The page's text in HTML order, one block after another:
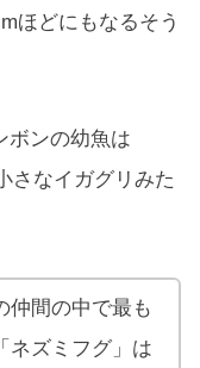
ほどにもなるそう
ボンの幼魚は
さなイガグリみた
仲間の中で最も
ネズミフグ」は